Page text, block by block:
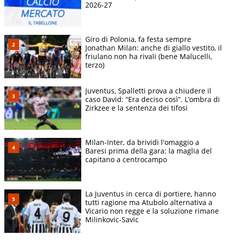
2026-27
Giro di Polonia, fa festa sempre
Jonathan Milan: anche di giallo vestito, il
friulano non ha rivali (bene Malucelli,
terzo)
Juventus, Spalletti prova a chiudere il
caso David: “Era deciso così”. L’ombra di
Zirkzee e la sentenza dei tifosi
Milan-Inter, da brividi l'omaggio a
Baresi prima della gara: la maglia del
capitano a centrocampo
La Juventus in cerca di portiere, hanno
tutti ragione ma Atubolo alternativa a
Vicario non regge e la soluzione rimane
Milinkovic-Savic